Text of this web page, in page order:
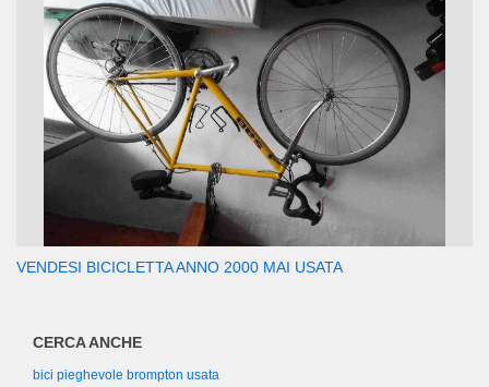
VENDESI BICICLETTA ANNO 2000 MAI USATA
CERCA ANCHE
bici pieghevole brompton usata